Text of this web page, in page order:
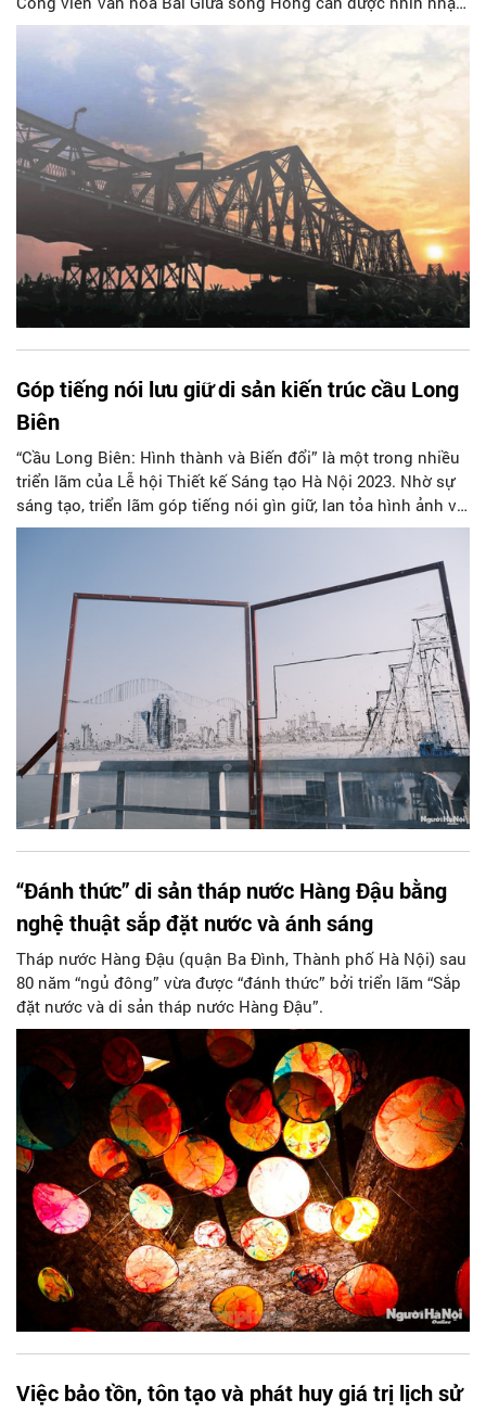
là Di sản đô thị của Thủ đô Hà Nội.
Góp tiếng nói lưu giữ di sản kiến trúc cầu Long
Biên
“Cầu Long Biên: Hình thành và Biến đổi” là một trong nhiều
triển lãm của Lễ hội Thiết kế Sáng tạo Hà Nội 2023. Nhờ sự
sáng tạo, triển lãm góp tiếng nói gìn giữ, lan tỏa hình ảnh và
giá trị di sản kiến trúc cầu Long Biên - “tháp Eiffel nằm
“Đánh thức” di sản tháp nước Hàng Đậu bằng
nghệ thuật sắp đặt nước và ánh sáng
Tháp nước Hàng Đậu (quận Ba Đình, Thành phố Hà Nội) sau
80 năm “ngủ đông” vừa được “đánh thức” bởi triển lãm “Sắp
đặt nước và di sản tháp nước Hàng Đậu”.
Việc bảo tồn, tôn tạo và phát huy giá trị lịch sử